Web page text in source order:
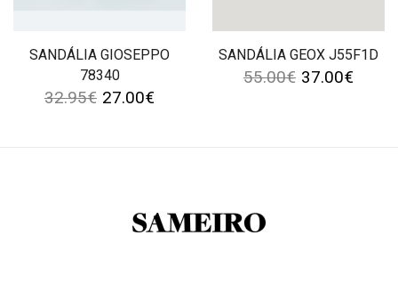
SANDÁLIA GIOSEPPO
78340
32.95€ 27.00€
SANDÁLIA GEOX J55F1D
55.00€ 37.00€